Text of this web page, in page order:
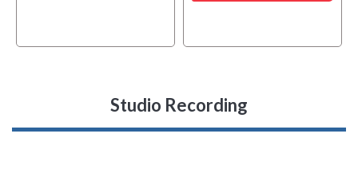
Studio Recording